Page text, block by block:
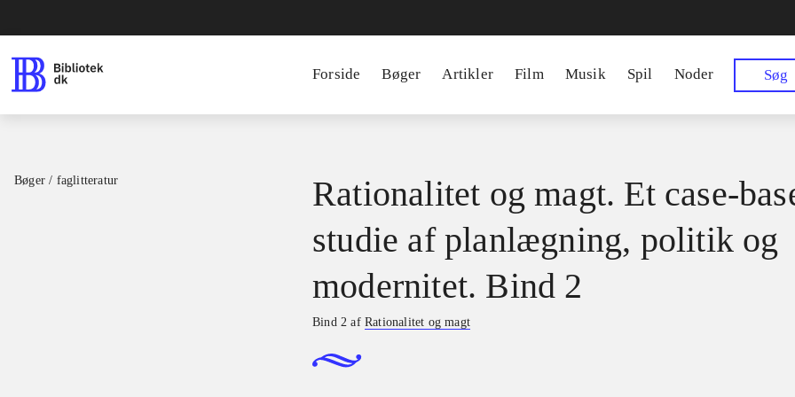
Forside Bøger Artikler Film Musik Spil Noder Søg
Bøger / faglitteratur
Rationalitet og magt. Et case-
studie af planlægning, politik og
modernitet. Bind 2
Bind 2 afRationalitet og magt